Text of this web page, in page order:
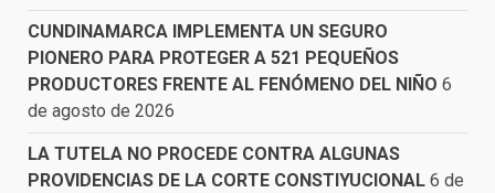
CUNDINAMARCA IMPLEMENTA UN SEGURO
PIONERO PARA PROTEGER A 521 PEQUEÑOS
PRODUCTORES FRENTE AL FENÓMENO DEL NIÑO 6
de agosto de 2026
LA TUTELA NO PROCEDE CONTRA ALGUNAS
PROVIDENCIAS DE LA CORTE CONSTIYUCIONAL 6 de